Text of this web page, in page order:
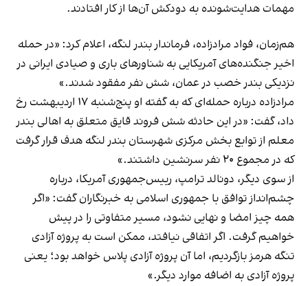
مهمات هدایت‌شونده به دودکش آن‌ها از کار افتادند.
هم‌زمان، فواد مرادزاده، فرماندار بندر لنگه، اعلام کرد: «در حمله
اخیر جنگنده‌های آمریکایی به شناورهای باری و صیادی ایرانی در
نزدیکی بندر خصب در عمان، شش نفر مفقود شدند.»
مرادزاده درباره حمله‌ای که به گفته او پنج‌شنبه ۱۷ اردیبهشت رخ
داد، گفت: «در این حادثه شش فروند قایق متعلق به اهالی بندر
معلم از توابع بخش مرکزی شهرستان بندر لنگه هدف قرار گرفت
که در مجموع ۲۰ نفر سرنشین داشتند.»
از سوی دیگر، دونالد ترامپ، رییس‌جمهوری آمریکا، درباره
چشم‌انداز توافق با جمهوری اسلامی به خبرنگاران گفت: «اگر
همه چیز امضا و نهایی نشود، مسیر متفاوتی را در پیش
خواهیم گرفت. اگر اتفاقی نیافتد، ممکن است به پروژه آزادی
تنگه هرمز بازگردیم، اما آن پروژه آزادی پلاس خواهد بود؛ یعنی
پروژه آزادی به اضافه موارد دیگر.»